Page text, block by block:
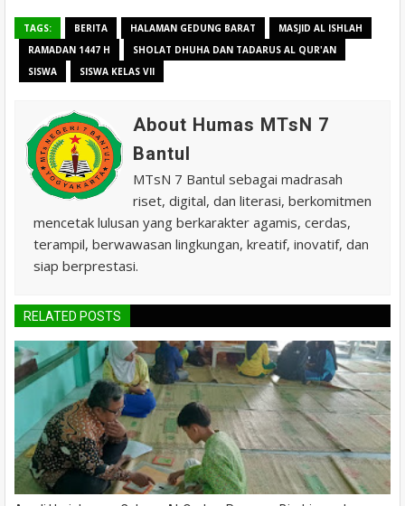
TAGS: BERITA HALAMAN GEDUNG BARAT
MASJID AL ISHLAH
RAMADAN 1447 H
SHOLAT DHUHA DAN TADARUS AL QUR'AN
SISWA
SISWA KELAS VII
About Humas MTsN 7
Bantul
MTsN 7 Bantul sebagai madrasah
riset, digital, dan literasi, berkomitmen
mencetak lulusan yang berkarakter agamis, cerdas,
terampil, berwawasan lingkungan, kreatif, inovatif, dan
siap berprestasi.
RELATED POSTS